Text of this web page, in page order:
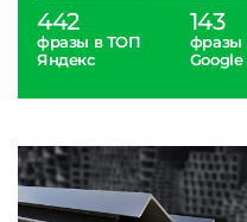
442
фразы в ТОП
Яндекс
143
фразы
Google